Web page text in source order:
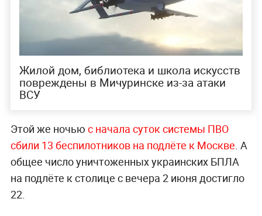
Жилой дом, библиотека и школа искусств
повреждены в Мичуринске из-за атаки
ВСУ
Этой же ночью с начала суток системы ПВО
сбили 13 беспилотников на подлёте к Москве . А
общее число уничтоженных украинских БПЛА
на подлёте к столице с вечера 2 июня достигло
22.